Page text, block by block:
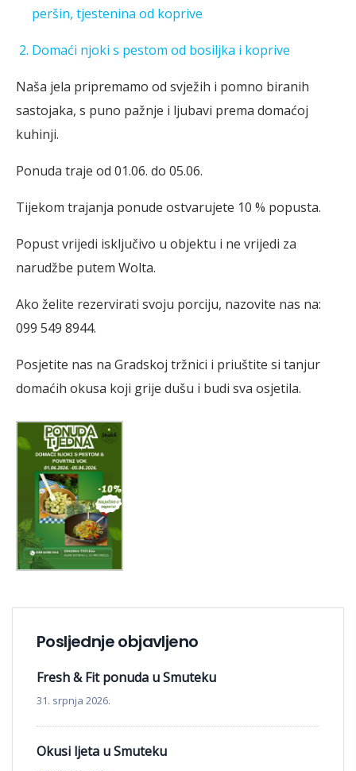
peršin, tjestenina od koprive
Domaći njoki s pestom od bosiljka i koprive
Naša jela pripremamo od svježih i pomno biranih
sastojaka, s puno pažnje i ljubavi prema domaćoj
kuhinji.
Ponuda traje od 01.06. do 05.06.
Tijekom trajanja ponude ostvarujete 10 % popusta.
Popust vrijedi isključivo u objektu i ne vrijedi za
narudžbe putem Wolta.
Ako želite rezervirati svoju porciju, nazovite nas na:
099 549 8944.
Posjetite nas na Gradskoj tržnici i priuštite si tanjur
domaćih okusa koji grije dušu i budi sva osjetila.
Posljednje objavljeno
Fresh & Fit ponuda u Smuteku
31. srpnja 2026.
Okusi ljeta u Smuteku